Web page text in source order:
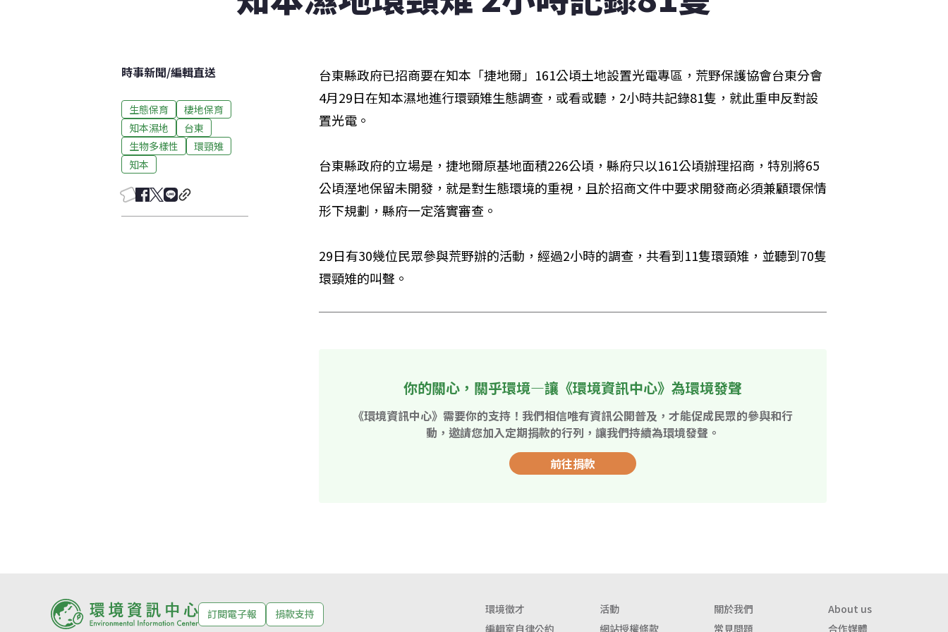
時事新聞/編輯直送
生態保育
棲地保育
知本濕地
台東
生物多樣性
環頸雉
知本
台東縣政府已招商要在知本「捷地爾」161公頃土地設置光電專區，荒野保護協會台東分會
4月29日在知本濕地進行環頸雉生態調查，或看或聽，2小時共記錄81隻，就此重申反對設
置光電。
台東縣政府的立場是，捷地爾原基地面積226公頃，縣府只以161公頃辦理招商，特別將65
公頃溼地保留未開發，就是對生態環境的重視，且於招商文件中要求開發商必須兼顧環保情
形下規劃，縣府一定落實審查。
29日有30幾位民眾參與荒野辦的活動，經過2小時的調查，共看到11隻環頸雉，並聽到70隻
環頸雉的叫聲。
你的關心，關乎環境—讓《環境資訊中心》為環境發聲
《環境資訊中心》需要你的支持！我們相信唯有資訊公開普及，才能促成民眾的參與和行
動，邀請您加入定期捐款的行列，讓我們持續為環境發聲。
前往捐款
訂閱電子報 捐款支持 環境徵才 活動 關於我們
About us
編輯室自律公約
網站授權條款 常見問題 合作媒體